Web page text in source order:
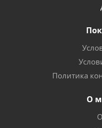
Политика
О